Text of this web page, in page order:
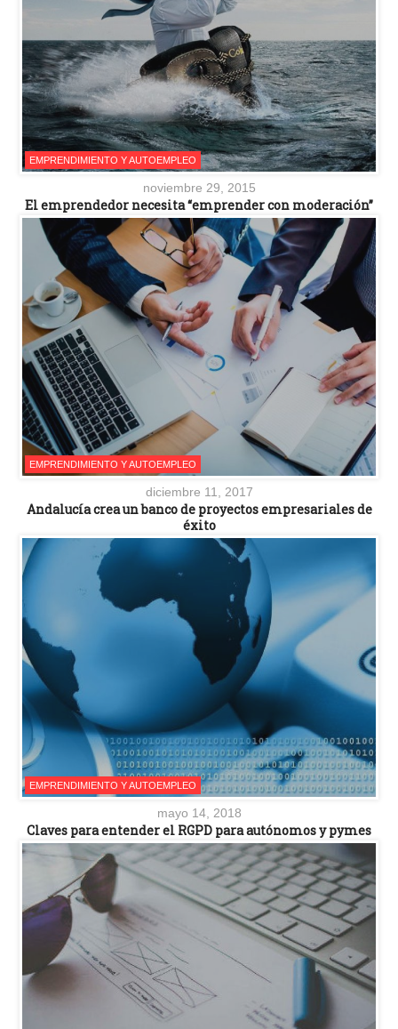
EMPRENDIMIENTO Y AUTOEMPLEO
noviembre 29, 2015
El emprendedor necesita “emprender con moderación”
EMPRENDIMIENTO Y AUTOEMPLEO
diciembre 11, 2017
Andalucía crea un banco de proyectos empresariales de
éxito
EMPRENDIMIENTO Y AUTOEMPLEO
mayo 14, 2018
Claves para entender el RGPD para autónomos y pymes